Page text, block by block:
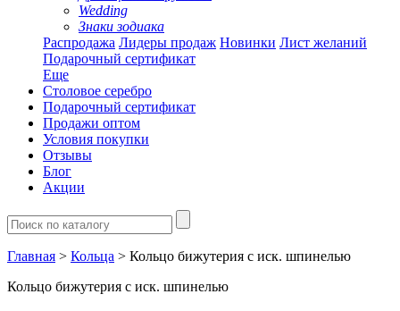
Wedding
Знаки зодиака
Распродажа Лидеры продаж Новинки Лист желаний
Подарочный сертификат
Еще
Столовое серебро
Подарочный сертификат
Продажи оптом
Условия покупки
Отзывы
Блог
Акции
Главная > Кольца > Кольцо бижутерия с иск. шпинелью
Кольцо бижутерия с иск. шпинелью